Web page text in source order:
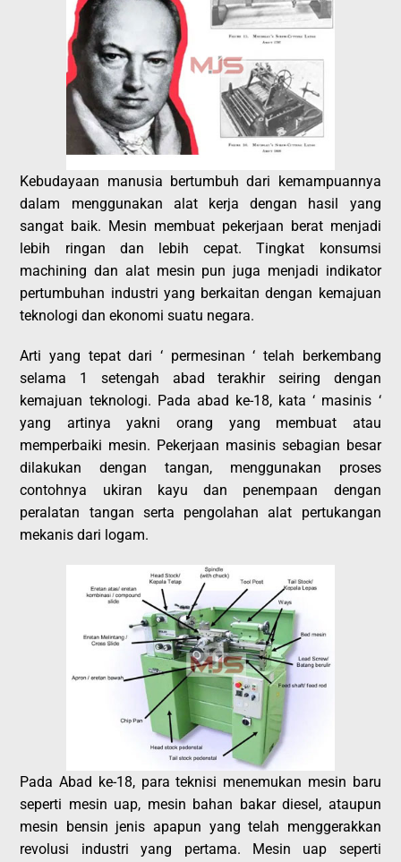
Kebudayaan manusia bertumbuh dari kemampuannya
dalam menggunakan alat kerja dengan hasil yang
sangat baik. Mesin membuat pekerjaan berat menjadi
lebih ringan dan lebih cepat. Tingkat konsumsi
machining dan alat mesin pun juga menjadi indikator
pertumbuhan industri yang berkaitan dengan kemajuan
teknologi dan ekonomi suatu negara.
Arti yang tepat dari ‘ permesinan ‘ telah berkembang
selama 1 setengah abad terakhir seiring dengan
kemajuan teknologi. Pada abad ke-18, kata ‘ masinis ‘
yang artinya yakni orang yang membuat atau
memperbaiki mesin. Pekerjaan masinis sebagian besar
dilakukan dengan tangan, menggunakan proses
contohnya ukiran kayu dan penempaan dengan
peralatan tangan serta pengolahan alat pertukangan
mekanis dari logam.
Pada Abad ke-18, para teknisi menemukan mesin baru
seperti mesin uap, mesin bahan bakar diesel, ataupun
mesin bensin jenis apapun yang telah menggerakkan
revolusi industri yang pertama. Mesin uap seperti